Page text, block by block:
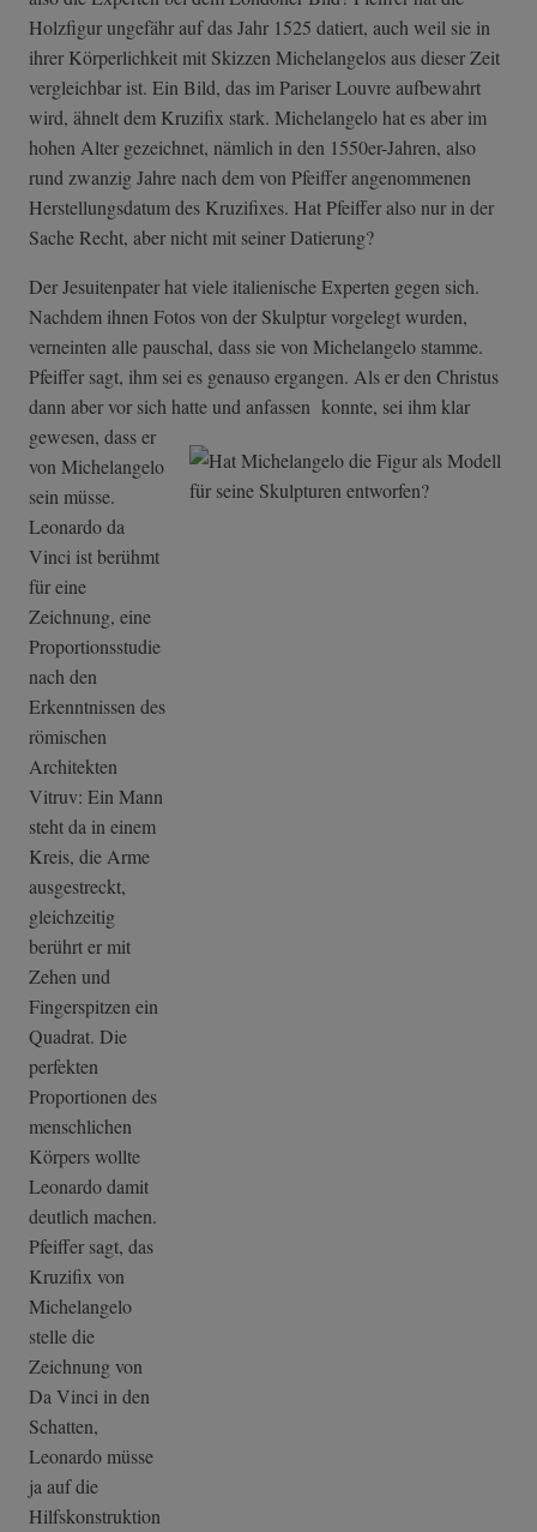
Holzfigur ungefähr auf das Jahr 1525 datiert, auch weil sie in
ihrer Körperlichkeit mit Skizzen Michelangelos aus dieser Zeit
vergleichbar ist. Ein Bild, das im Pariser Louvre aufbewahrt
wird, ähnelt dem Kruzifix stark. Michelangelo hat es aber im
hohen Alter gezeichnet, nämlich in den 1550er-Jahren, also
rund zwanzig Jahre nach dem von Pfeiffer angenommenen
Herstellungsdatum des Kruzifixes. Hat Pfeiffer also nur in der
Sache Recht, aber nicht mit seiner Datierung?
Der Jesuitenpater hat viele italienische Experten gegen sich.
Nachdem ihnen Fotos von der Skulptur vorgelegt wurden,
verneinten alle pauschal, dass sie von Michelangelo stamme.
Pfeiffer sagt, ihm sei es genauso ergangen. Als er den Christus
dann aber vor sich hatte und anfassen konnte, sei ihm klar
gewesen, dass er
von Michelangelo
sein müsse.
Leonardo da
Vinci ist berühmt
für eine
Zeichnung, eine
Proportionsstudie
nach den
Erkenntnissen des
römischen
Architekten
Vitruv: Ein Mann
steht da in einem
Kreis, die Arme
ausgestreckt,
gleichzeitig
berührt er mit
Zehen und
Fingerspitzen ein
Quadrat. Die
perfekten
Proportionen des
menschlichen
Körpers wollte
Leonardo damit
deutlich machen.
Pfeiffer sagt, das
Kruzifix von
Michelangelo
stelle die
Zeichnung von
Da Vinci in den
Schatten,
Leonardo müsse
ja auf die
Hilfskonstruktion